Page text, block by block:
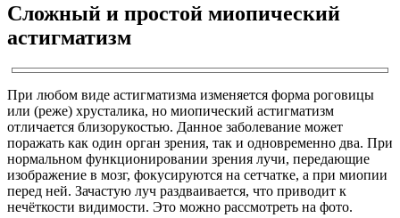
Сложный и простой миопический
астигматизм
При любом виде астигматизма изменяется форма роговицы
или (реже) хрусталика, но миопический астигматизм
отличается близорукостью. Данное заболевание может
поражать как один орган зрения, так и одновременно два. При
нормальном функционировании зрения лучи, передающие
изображение в мозг, фокусируются на сетчатке, а при миопии
перед ней. Зачастую луч раздваивается, что приводит к
нечёткости видимости. Это можно рассмотреть на фото.